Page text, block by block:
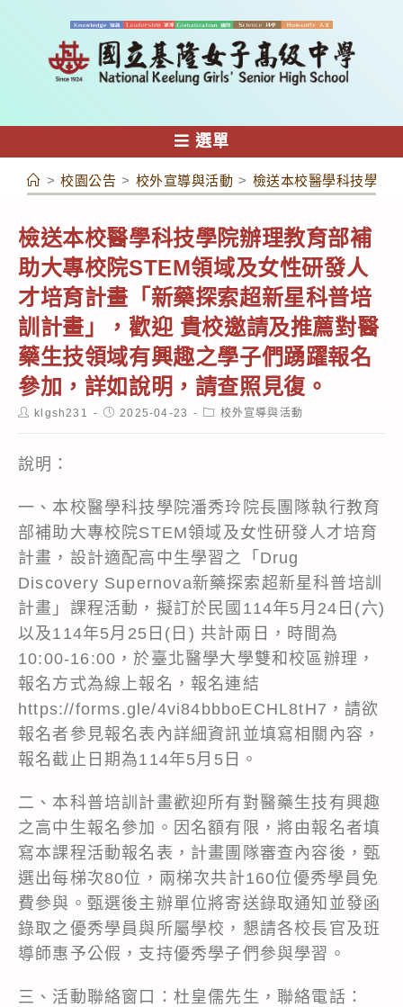
容
選單
> 校園公告 > 校外宣導與活動 > 檢送本校醫學科技學院
檢送本校醫學科技學院辦理教育部補
助大專校院STEM領域及女性研發人
才培育計畫「新藥探索超新星科普培
訓計畫」，歡迎 貴校邀請及推薦對醫
藥生技領域有興趣之學子們踴躍報名
參加，詳如說明，請查照見復。
Postklgsh231
Post2025-04-23
Post校外宣導與活動
說明：
一、本校醫學科技學院潘秀玲院長團隊執行教育
部補助大專校院STEM領域及女性研發人才培育
計畫，設計適配高中生學習之「Drug
Discovery Supernova新藥探索超新星科普培訓
計畫」課程活動，擬訂於民國114年5月24日(六)
以及114年5月25日(日) 共計兩日，時間為
10:00-16:00，於臺北醫學大學雙和校區辦理，
報名方式為線上報名，報名連結
https://forms.gle/4vi84bbboECHL8tH7，請欲
報名者參見報名表內詳細資訊並填寫相關內容，
報名截止日期為114年5月5日。
二、本科普培訓計畫歡迎所有對醫藥生技有興趣
之高中生報名參加。因名額有限，將由報名者填
寫本課程活動報名表，計畫團隊審查內容後，甄
選出每梯次80位，兩梯次共計160位優秀學員免
費參與。甄選後主辦單位將寄送錄取通知並發函
錄取之優秀學員與所屬學校，懇請各校長官及班
導師惠予公假，支持優秀學子們參與學習。
三、活動聯絡窗口：杜皇儒先生，聯絡電話：